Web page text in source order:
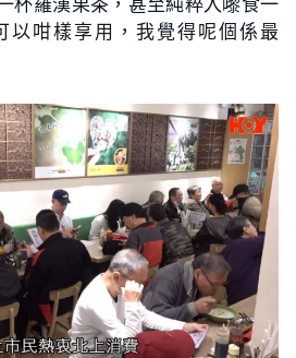
以咁樣享用，我覺得呢個係最